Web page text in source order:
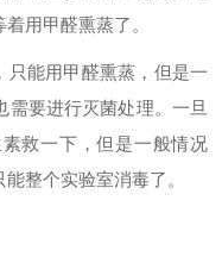
用甲醛熏蒸了。
只能用甲醛熏蒸，但是一
需要进行灭菌处理。一旦
救一下，但是一般情况
整个实验室消毒了。